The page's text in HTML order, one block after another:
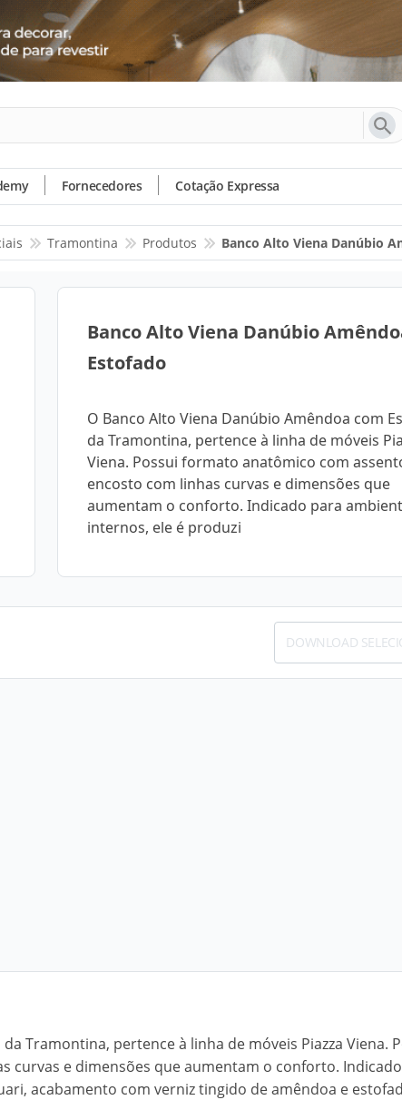
Fornecedores Cotação Expressa
Tramontina Produtos Banco Alto Viena Danúbio
Banco Alto Viena Danúbio
Estofado
O Banco Alto Viena Danúbio Amêndoa com
da Tramontina, pertence à linha de móveis
Viena. Possui formato anatômico com
encosto com linhas curvas e dimensões que
aumentam o conforto. Indicado para
internos, ele é produzi
DOWNLOAD
Tramontina, pertence à linha de móveis Piazza Viena.
curvas e dimensões que aumentam o conforto.
acabamento com verniz tingido de amêndoa e